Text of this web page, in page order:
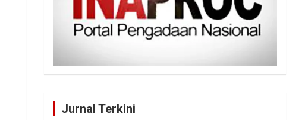
Jurnal Terkini